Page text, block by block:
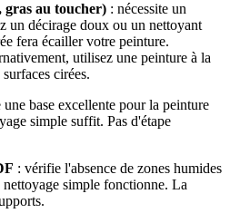
au toucher) : nécessite un
un décirage doux ou un nettoyant
fera écailler votre peinture.
utilisez une peinture à la
cirées.
une base excellente pour la peinture
simple suffit. Pas d'étape
: vérifie l'absence de zones humides
simple fonctionne. La